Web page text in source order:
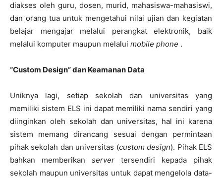
diakses oleh guru, dosen, murid, mahasiswa-mahasiswi,
dan orang tua untuk mengetahui nilai ujian dan kegiatan
belajar mengajar melalui perangkat elektronik, baik
melalui komputer maupun melalui mobile phone .
“Custom Design” dan Keamanan Data
Uniknya lagi, setiap sekolah dan universitas yang
memiliki sistem ELS ini dapat memiliki nama sendiri yang
diinginkan oleh sekolah dan universitas, hal ini karena
sistem memang dirancang sesuai dengan permintaan
pihak sekolah dan universitas (custom design). Pihak ELS
bahkan memberikan server tersendiri kepada pihak
sekolah maupun universitas untuk dapat mengelola data-